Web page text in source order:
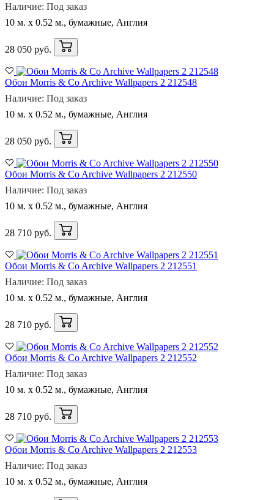
Наличие: Под заказ
10 м. x 0.52 м., бумажные, Англия
28 050 руб.
Обои Morris & Co Archive Wallpapers 2 212548
Наличие: Под заказ
10 м. x 0.52 м., бумажные, Англия
28 050 руб.
Обои Morris & Co Archive Wallpapers 2 212550
Наличие: Под заказ
10 м. x 0.52 м., бумажные, Англия
28 710 руб.
Обои Morris & Co Archive Wallpapers 2 212551
Наличие: Под заказ
10 м. x 0.52 м., бумажные, Англия
28 710 руб.
Обои Morris & Co Archive Wallpapers 2 212552
Наличие: Под заказ
10 м. x 0.52 м., бумажные, Англия
28 710 руб.
Обои Morris & Co Archive Wallpapers 2 212553
Наличие: Под заказ
10 м. x 0.52 м., бумажные, Англия